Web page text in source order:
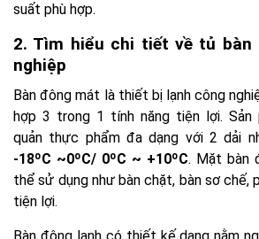
suất phù hợp.
2. Tìm hiểu chi tiết về tủ bàn
nghiệp
Bàn đông mát là thiết bị lạnh công
hợp 3 trong 1 tính năng tiện lợi. Sản
quản thực phẩm đa dạng với 2 dải
-18ºC ~0ºC/ 0ºC ~ +10ºC. Mặt bàn
thể sử dụng như bàn chặt, bàn sơ chế,
tiện lợi.